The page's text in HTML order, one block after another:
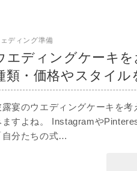
ディング準備
エディングケーキ
類・価格やスタイル
露宴のウエディングケーキを
ますよね。 Instagramや
自分たちの式…